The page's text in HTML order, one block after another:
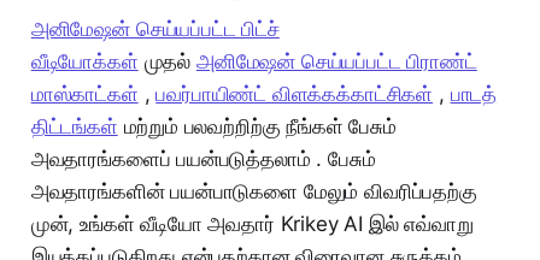
அனிமேஷன் செய்யப்பட்ட பிட்ச்
வீடியோக்கள் முதல் அனிமேஷன் செய்யப்பட்ட பிராண்ட்
மாஸ்காட்கள் ,பவர்பாயிண்ட் விளக்கக்காட்சிகள் , பாடத்
திட்டங்கள் மற்றும் பலவற்றிற்கு நீங்கள் பேசும்
அவதாரங்களைப் பயன்படுத்தலாம் . பேசும்
அவதாரங்களின் பயன்பாடுகளை மேலும் விவரிப்பதற்கு
முன், உங்கள் வீடியோ அவதார் Krikey AI இல் எவ்வாறு